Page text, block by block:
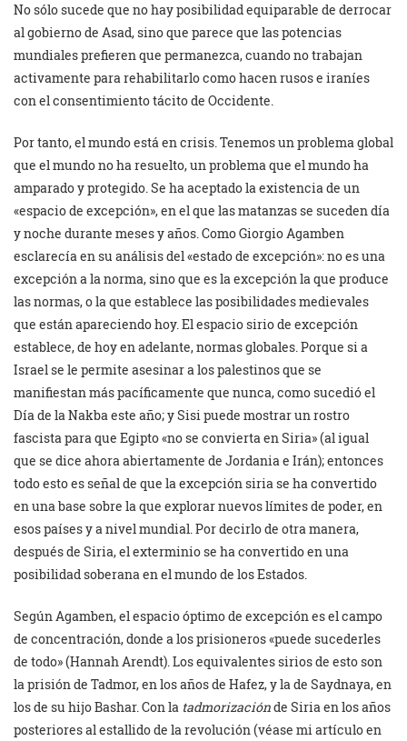
No sólo sucede que no hay posibilidad equiparable de derrocar
al gobierno de Asad, sino que parece que las potencias
mundiales prefieren que permanezca, cuando no trabajan
activamente para rehabilitarlo como hacen rusos e iraníes
con el consentimiento tácito de Occidente.
Por tanto, el mundo está en crisis. Tenemos un problema global
que el mundo no ha resuelto, un problema que el mundo ha
amparado y protegido. Se ha aceptado la existencia de un
«espacio de excepción», en el que las matanzas se suceden día
y noche durante meses y años. Como Giorgio Agamben
esclarecía en su análisis del «estado de excepción»: no es una
excepción a la norma, sino que es la excepción la que produce
las normas, o la que establece las posibilidades medievales
que están apareciendo hoy. El espacio sirio de excepción
establece, de hoy en adelante, normas globales. Porque si a
Israel se le permite asesinar a los palestinos que se
manifiestan más pacíficamente que nunca, como sucedió el
Día de la Nakba este año; y Sisi puede mostrar un rostro
fascista para que Egipto «no se convierta en Siria» (al igual
que se dice ahora abiertamente de Jordania e Irán); entonces
todo esto es señal de que la excepción siria se ha convertido
en una base sobre la que explorar nuevos límites de poder, en
esos países y a nivel mundial. Por decirlo de otra manera,
después de Siria, el exterminio se ha convertido en una
posibilidad soberana en el mundo de los Estados.
Según Agamben, el espacio óptimo de excepción es el campo
de concentración, donde a los prisioneros «puede sucederles
de todo» (Hannah Arendt). Los equivalentes sirios de esto son
la prisión de Tadmor, en los años de Hafez, y la de Saydnaya, en
los de su hijo Bashar. Con la tadmorizaciónde Siria en los años
posteriores al estallido de la revolución (véase mi artículo en